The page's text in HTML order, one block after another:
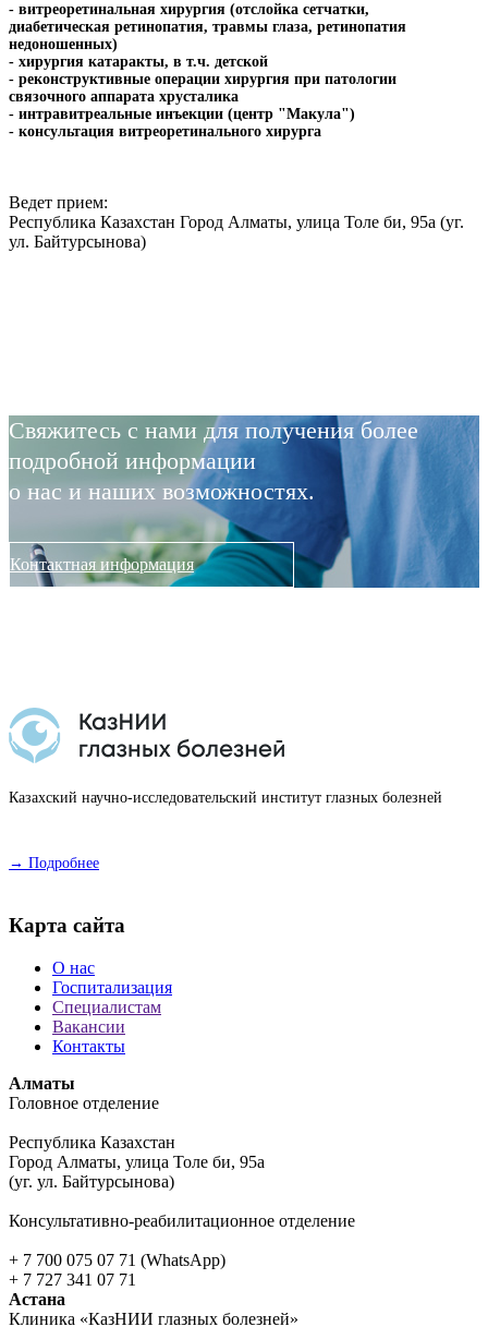
- витреоретинальная хирургия (отслойка сетчатки,
диабетическая ретинопатия, травмы глаза, ретинопатия
недоношенных)
- хирургия катаракты, в т.ч. детской
- реконструктивные операции хирургия при патологии
связочного аппарата хрусталика
- интравитреальные инъекции (центр "Макула")
- консультация витреоретинального хирурга
Ведет прием:
Республика Казахстан Город Алматы, улица Толе би, 95а (уг.
ул. Байтурсынова)
Свяжитесь с нами для получения более
подробной информации
о нас и наших возможностях.
Контактная информация
Казахский научно-исследовательский институт глазных болезней
→ Подробнее
Карта сайта
О нас
Госпитализация
Специалистам
Вакансии
Контакты
Алматы
Головное отделение
Республика Казахстан
Город Алматы, улица Толе би, 95а
(уг. ул. Байтурсынова)
Консультативно-реабилитационное отделение
+ 7 700 075 07 71 (WhatsApp)
+ 7 727 341 07 71
Астана
Клиника «КазНИИ глазных болезней»